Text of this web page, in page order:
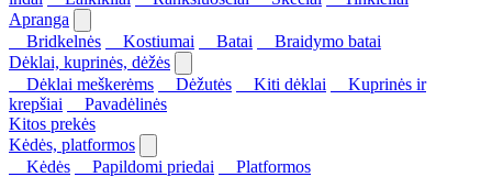
Apranga
Bridkelnės
Kostiumai Batai
Braidymo batai
Dėklai, kuprinės, dėžės
Dėklai meškerėms
Dėžutės Kiti dėklai
Kuprinės ir
krepšiai
Pavadėlinės
Kitos prekės
Kėdės, platformos
Kėdės
Papildomi priedai
Platformos